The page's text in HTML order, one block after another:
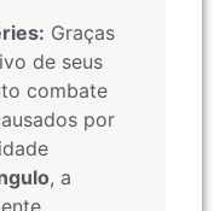
Graças
de seus
combate
por
, a